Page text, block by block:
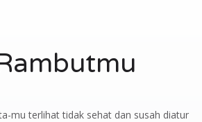
mu terlihat tidak sehat dan susah diatur